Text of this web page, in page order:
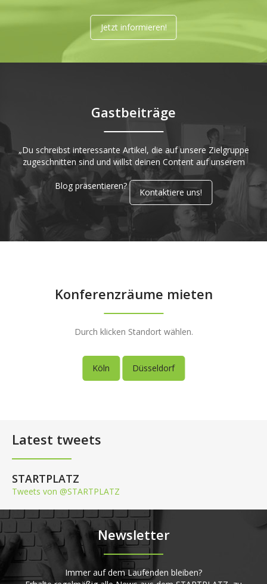
Jetzt informieren!
Gastbeiträge
„Du schreibst interessante Artikel, die auf unsere Zielgruppe
zugeschnitten sind und willst deinen Content auf unserem
Blog präsentieren?
Kontaktiere uns!
Konferenzräume mieten
Durch klicken Standort wählen.
Köln Düsseldorf
Latest tweets
STARTPLATZ
Tweets von @STARTPLATZ
Newsletter
Immer auf dem Laufenden bleiben?